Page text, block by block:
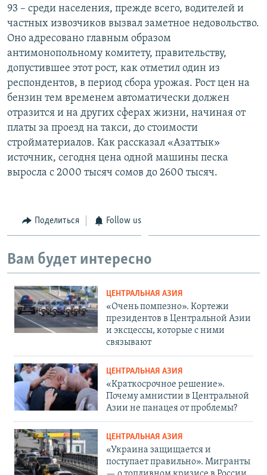
93 – среди населения, прежде всего, водителей и
частных извозчиков вызвал заметное недовольство.
Оно адресовано главным образом
антимонопольному комитету, правительству,
допустившее этот рост, как отметил один из
респондентов, в период сбора урожая. Рост цен на
бензин тем временем автоматически должен
отразится и на других сферах жизни, начиная от
платы за проезд на такси, до стоимости
стройматериалов. Как рассказал «Азаттык»
источник, сегодня цена одной машины песка
выросла с 2000 тысяч сомов до 2600 тысяч.
Поделиться Follow us
Вам будет интересно
ЦЕНТРАЛЬНАЯ АЗИЯ
«Очень помпезно». Кортежи
президентов в Центральной Азии
и эксцессы, которые с ними
связывают
ЦЕНТРАЛЬНАЯ АЗИЯ
«Краткосрочное решение».
Почему амнистии в Центральной
Азии не панацея от проблемы?
ЦЕНТРАЛЬНАЯ АЗИЯ
«Украина защищается и
поступает правильно». Мигранты